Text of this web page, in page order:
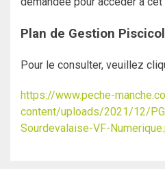
Plan de Gestion
Pour le consulter, veuillez
https://www.peche-
content/uploads/2021/12/
Sourdevalaise-VF-